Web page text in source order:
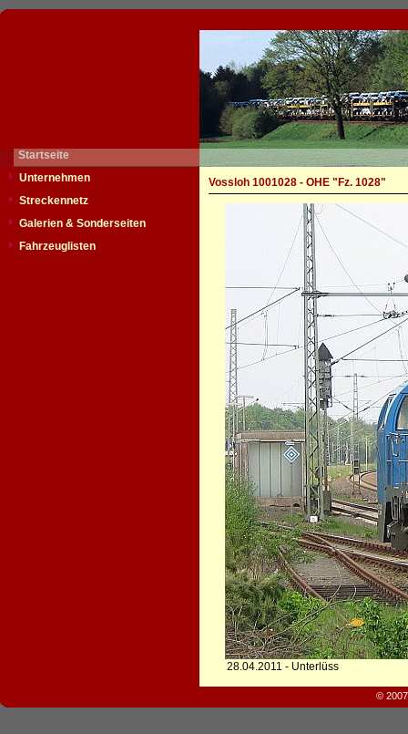
Startseite
Unternehmen
Streckennetz
Galerien & Sonderseiten
Fahrzeuglisten
Vossloh 1001028 - OHE "Fz. 1028"
28.04.2011 - Unterlüss
©